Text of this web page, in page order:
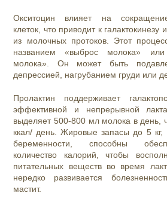
Окситоцин влияет на
клеток, что приводит к галактокинезу
из молочных протоков. Этот
названием «выброс молока»
молока». Он может быть
депрессией, нагрубанием груди или
Пролактин поддерживает
эффективной и непрерывной
выделяет 500-800 мл молока в день,
ккал/ день. Жировые запасы до 5
беременности, способны
количество калорий, чтобы
питательных веществ во время
нередко развивается
мастит.